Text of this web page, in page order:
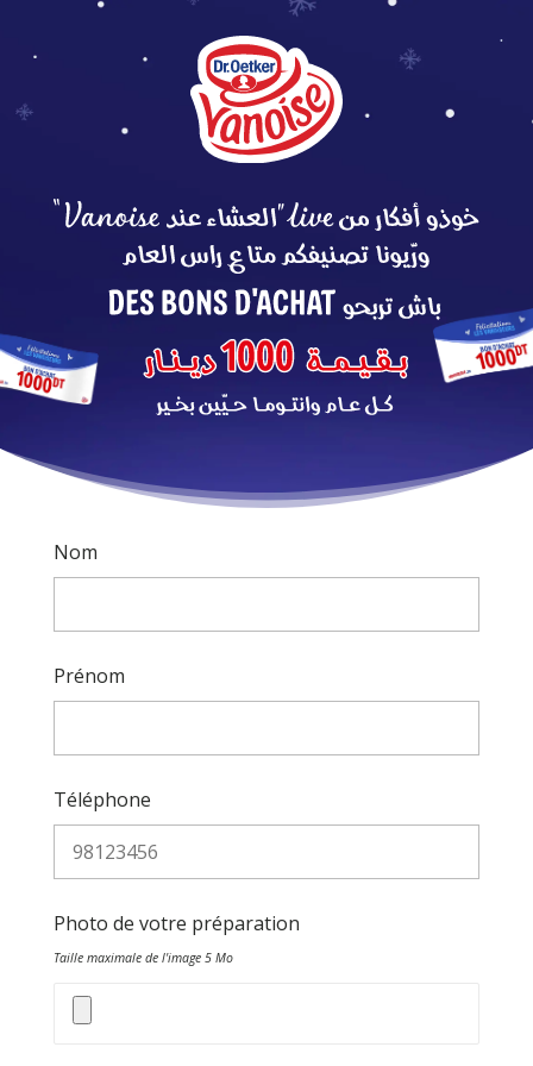
Nom
Prénom
Téléphone
Photo de votre préparation
Taille maximale de l'image 5 Mo